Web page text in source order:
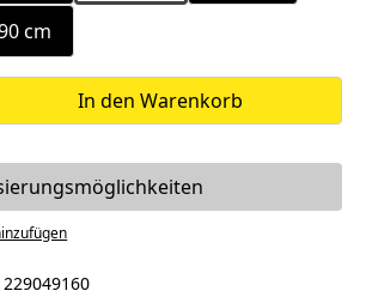
cm
In den Warenkorb
229049160